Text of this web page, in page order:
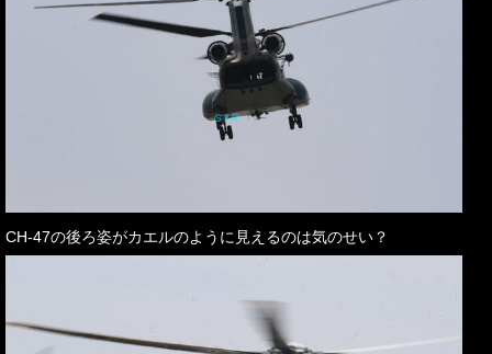
CH-47の後ろ姿がカエルのように見えるのは気のせい？